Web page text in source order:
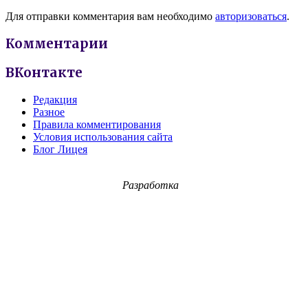
Для отправки комментария вам необходимо авторизоваться.
Комментарии
ВКонтакте
Редакция
Разное
Правила комментирования
Условия использования сайта
Блог Лицея
Разработка